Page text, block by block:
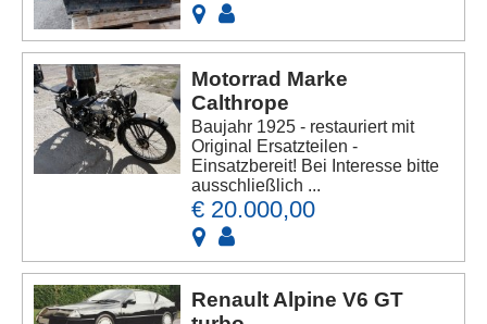
Motorrad Marke
Calthrope
Baujahr 1925 - restauriert mit
Original Ersatzteilen -
Einsatzbereit! Bei Interesse bitte
ausschließlich ...
€ 20.000,00
Renault Alpine V6 GT